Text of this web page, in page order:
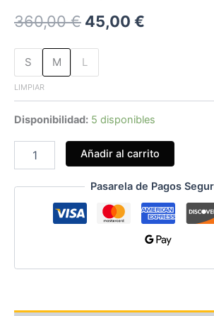
360,00€ 45,00 €
S M L
LIMPIAR
Disponibilidad: 5 disponibles
Añadir al carrito
Pasarela de Pagos